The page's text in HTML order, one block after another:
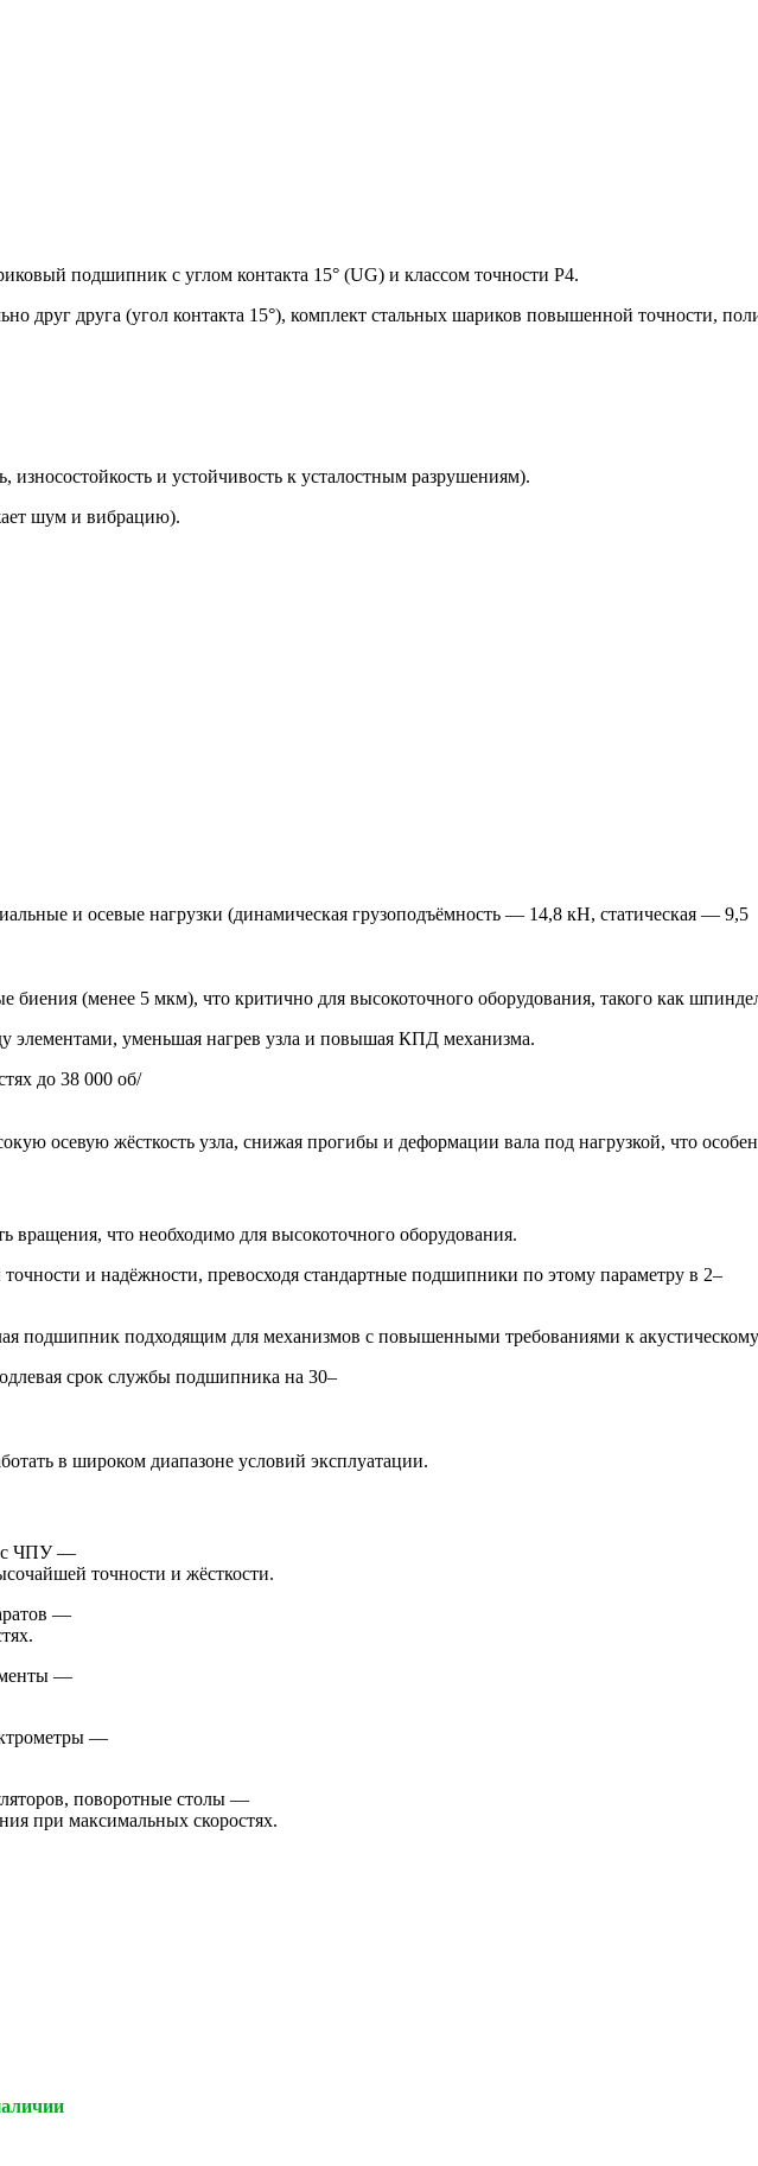
подшипник с углом контакта 15° (UG) и классом точности P4.
друг друга (угол контакта 15°), комплект стальных шариков повышенной точности,
и устойчивость к усталостным разрушениям).
шум и вибрацию).
и осевые нагрузки (динамическая грузоподъёмность — 14,8 кН, статическая — 9,5
(менее 5 мкм), что критично для высокоточного оборудования, такого как
уменьшая нагрев узла и повышая КПД механизма.
до 38 000 об/
осевую жёсткость узла, снижая прогибы и деформации вала под нагрузкой, что
что необходимо для высокоточного оборудования.
и надёжности, превосходя стандартные подшипники по этому параметру в 2–
подходящим для механизмов с повышенными требованиями к
срок службы подшипника на 30–
в широком диапазоне условий эксплуатации.
с ЧПУ —
точности и жёсткости.
—
—
—
поворотные столы —
при максимальных скоростях.